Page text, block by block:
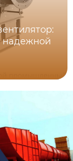
надежной